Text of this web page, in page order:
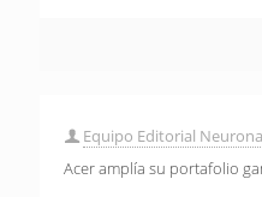
Equipo Editorial
Acer amplía su portafolio